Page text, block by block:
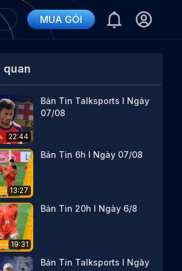
MUA GÓI
quan
22:44
Bản Tin Talksports I Ngày
07/08
13:27
Bản Tin 6h I Ngày 07/08
19:31
Bản Tin 20h I Ngày 6/8
Bản Tin Talksports I Ngày